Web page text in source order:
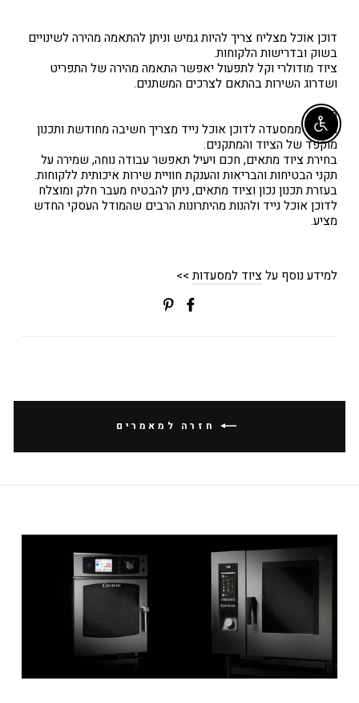
דוכן אוכל מצליח צריך להיות גמיש וניתן להתאמה מהירה לשינויים
בשוק ובדרישות הלקוחות.
ציוד מודולרי וקל לתפעול יאפשר התאמה מהירה של התפריט
ושדרוג השירות בהתאם לצרכים המשתנים.
סיכום:
המעבר ממסעדה לדוכן אוכל נייד מצריך חשיבה מחודשת ותכנון
מוקפד של הציוד והמתקנים.
בחירת ציוד מתאים, חכם ויעיל תאפשר עבודה נוחה, שמירה על
תקני הבטיחות והבריאות והענקת חוויית שירות איכותית ללקוחות.
בעזרת תכנון נכון וציוד מתאים, ניתן להבטיח מעבר חלק ומוצלח
לדוכן אוכל נייד ולהנות מהיתרונות הרבים שהמודל העסקי החדש
מציע.
למידע נוסף עלציוד למסעדות >>
שתפי
חזרה למאמרים
Enable accessibility